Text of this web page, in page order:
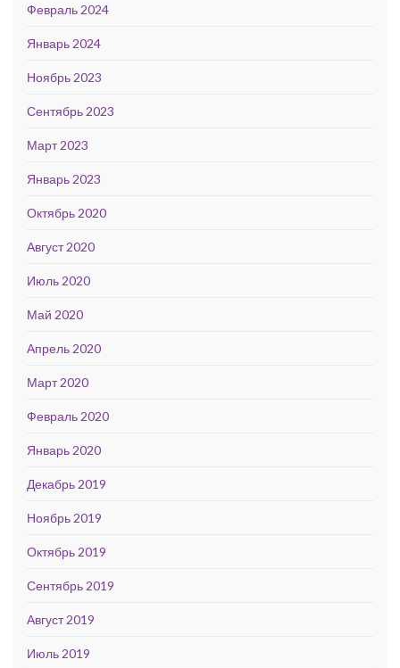
Февраль 2024
Январь 2024
Ноябрь 2023
Сентябрь 2023
Март 2023
Январь 2023
Октябрь 2020
Август 2020
Июль 2020
Май 2020
Апрель 2020
Март 2020
Февраль 2020
Январь 2020
Декабрь 2019
Ноябрь 2019
Октябрь 2019
Сентябрь 2019
Август 2019
Июль 2019